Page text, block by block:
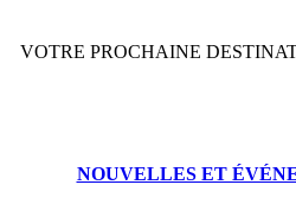
VOTRE PROCHAINE
NOUVELLES ET